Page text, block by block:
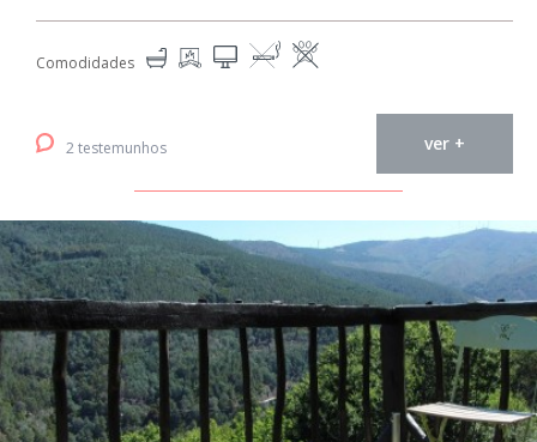
Comodidades
2 testemunhos ver +